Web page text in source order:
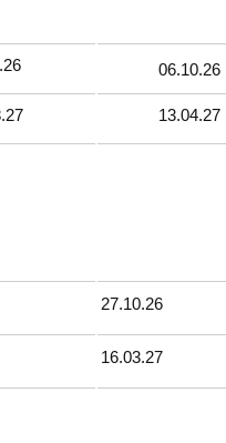
06.10.26
13.04.27
27.10.26
16.03.27